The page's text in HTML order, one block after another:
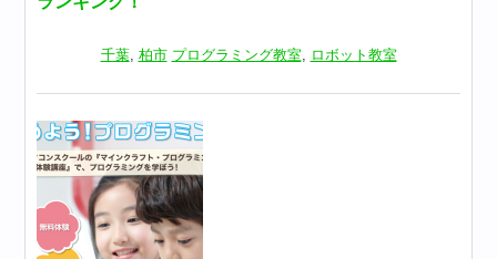
千葉, 柏市 プログラミング教室, ロボット教室